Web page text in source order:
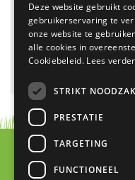
link
Deze website gebruikt
gebruikerservaring te
onze website te
alle cookies in
Cookiebeleid. Lees verder
STRIKT
PRESTATIE
TARGETING
FUNCTIONEEL